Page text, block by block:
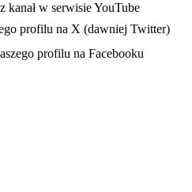
w nowej karcie
kanał w serwisie YouTube
profilu na X (dawniej Twitter)
w nowej karcieprofilu na Facebooku